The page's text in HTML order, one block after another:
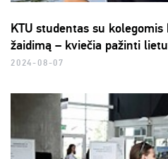
KTU studentas su
žaidimą – kviečia pažinti
2024-08-07